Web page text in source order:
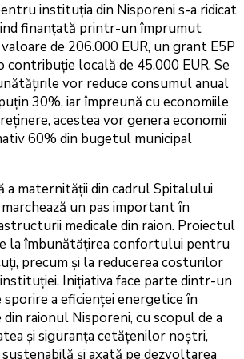
instituția din Nisporeni s-a ridicat
finanțată printr-un împrumut
de 206.000 EUR, un grant E5P
contribuție locală de 45.000 EUR. Se
vor reduce consumul anual
30%, iar împreună cu economiile
acestea vor genera economii
60% din bugetul municipal
a maternității din cadrul Spitalului
un pas important în
medicale din raion. Proiectul
la îmbunătățirea confortului pentru
precum și la reducerea costurilor
Inițiativa face parte dintr-un
sporire a eficienței energetice în
raionul Nisporeni, cu scopul de a
și siguranța cetățenilor noștri,
și axată pe dezvoltarea